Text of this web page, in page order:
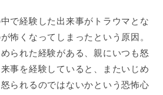
で経験した出来事がトラウマとな
怖くなってしまったという原因。
られた経験がある、親にいつも怒
事を経験していると、またいじめ
られるのではないかという恐怖心